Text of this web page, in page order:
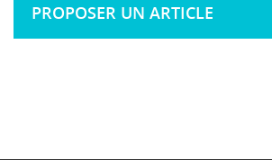
PROPOSER UN ARTICLE